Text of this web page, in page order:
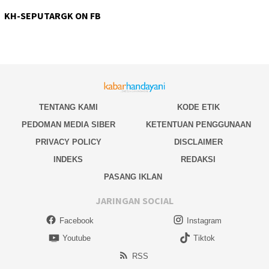
KH-SEPUTARGK ON FB
TENTANG KAMI
KODE ETIK
PEDOMAN MEDIA SIBER
KETENTUAN PENGGUNAAN
PRIVACY POLICY
DISCLAIMER
INDEKS
REDAKSI
PASANG IKLAN
JARINGAN SOCIAL
Facebook
Instagram
Youtube
Tiktok
RSS